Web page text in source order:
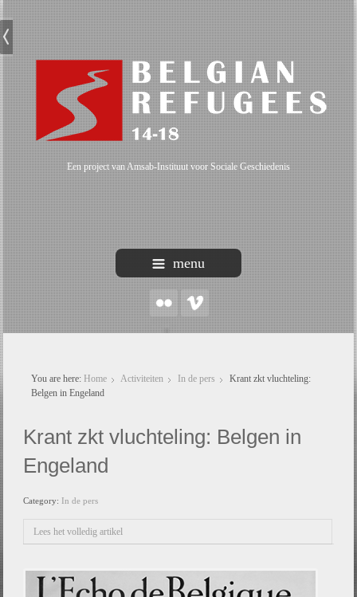
Een project van Amsab-Instituut voor Sociale Geschiedenis
menu
You are here: Home Activiteiten In de pers
Krant zkt vluchteling:
Belgen in Engeland
Krant zkt vluchteling: Belgen in
Engeland
Category: In de pers
Lees het volledig artikel